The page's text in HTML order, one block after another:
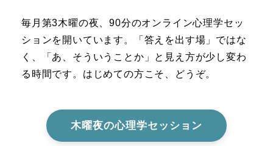
毎月第3木曜の夜、90分のオンライン心理学セッ
ションを開いています。「答えを出す場」ではな
く、「あ、そういうことか」と見え方が少し変わ
る時間です。はじめての方こそ、どうぞ。
木曜夜の心理学セッション